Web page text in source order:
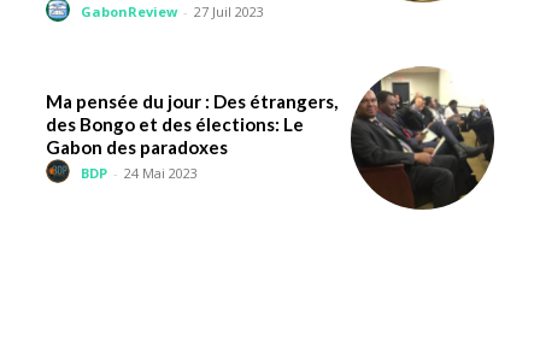
GabonReview - 27 Juil 2023
Ma pensée du jour : Des étrangers,
des Bongo et des élections: Le
Gabon des paradoxes
BDP - 24 Mai 2023